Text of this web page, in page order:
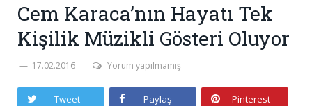
Cem Karaca’nın Hayatı Tek
Kişilik Müzikli Gösteri Oluyor
17.02.2016 Yorum yapılmamış
Tweet Paylaş Pinterest